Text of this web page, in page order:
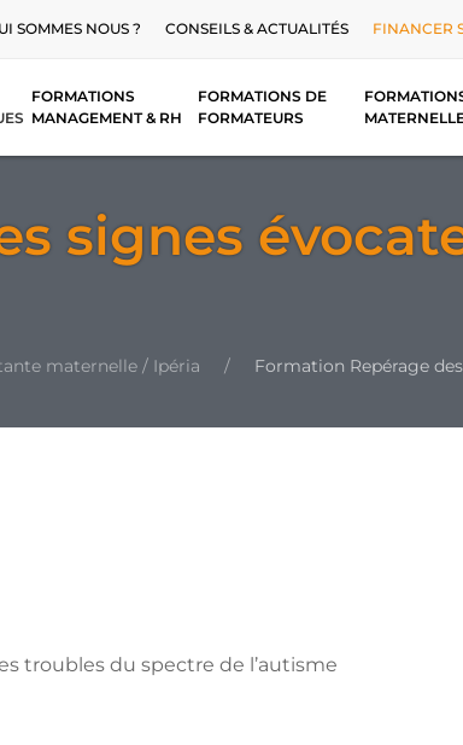
SOMMES NOUS ? CONSEILS & ACTUALITÉS
FINANCER
FORMATIONS
MANAGEMENT & RH
FORMATIONS DE
FORMATEURS
signes
maternelle / Ipéria Formation Repérage
troubles du spectre de l’autisme